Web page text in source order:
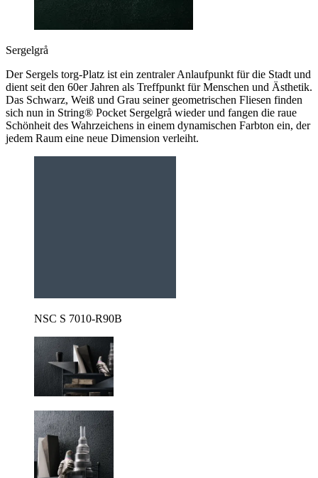
Sergelgrå
Der Sergels torg-Platz ist ein zentraler Anlaufpunkt für die Stadt und
dient seit den 60er Jahren als Treffpunkt für Menschen und Ästhetik.
Das Schwarz, Weiß und Grau seiner geometrischen Fliesen finden
sich nun in String® Pocket Sergelgrå wieder und fangen die raue
Schönheit des Wahrzeichens in einem dynamischen Farbton ein, der
jedem Raum eine neue Dimension verleiht.
NSC S 7010-R90B